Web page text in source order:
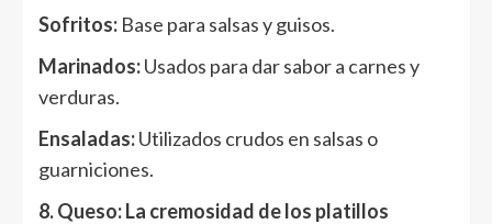
Sofritos: Base para salsas y guisos.
Marinados:Usados para dar sabor a carnes y
verduras.
Ensaladas:Utilizados crudos en salsas o
guarniciones.
8. Queso: La cremosidad de los platillos